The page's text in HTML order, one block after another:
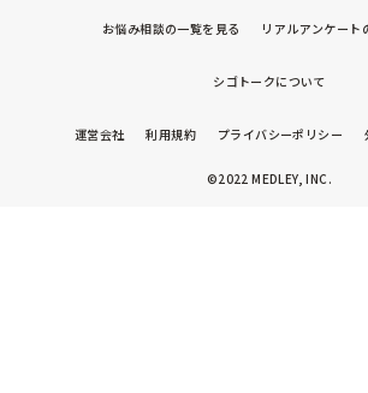
お悩み相談の一覧を見る リアルアンケート
シゴトークについて
運営会社 利用規約 プライバシーポリシー
©2022 MEDLEY, INC.